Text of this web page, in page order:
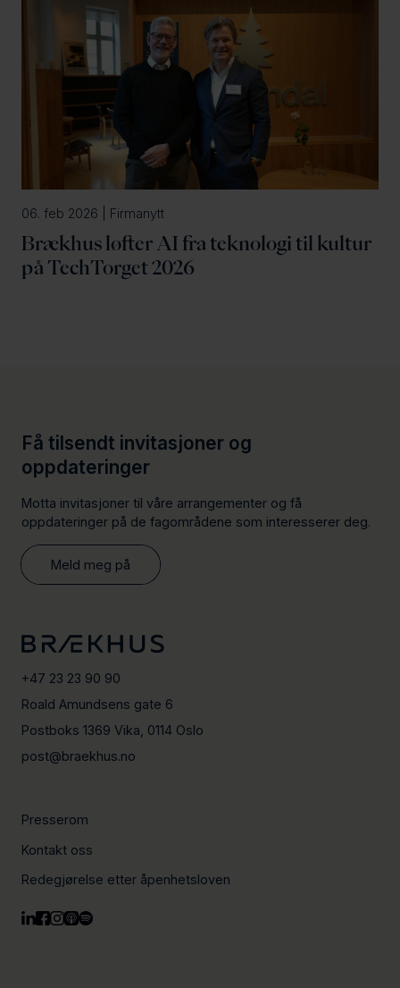
06. feb 2026 | Firmanytt
Brækhus løfter AI fra teknologi til kultur
på TechTorget 2026
Få tilsendt invitasjoner og
oppdateringer
Motta invitasjoner til våre arrangementer og få
oppdateringer på de fagområdene som interesserer deg.
Meld meg på
+47 23 23 90 90
Roald Amundsens gate 6
Postboks 1369 Vika, 0114 Oslo
post@braekhus.no
Presserom
Kontakt oss
Redegjørelse etter åpenhetsloven